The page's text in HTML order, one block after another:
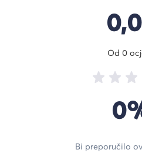
Od 0
Bi preporučilo